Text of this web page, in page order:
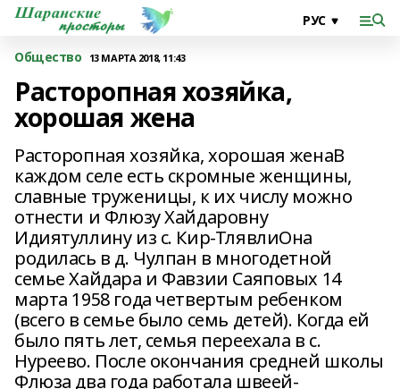
Общество 13 МАРТА 2018, 11:43
Расторопная хозяйка,
хорошая жена
Расторопная хозяйка, хорошая женаВ
каждом селе есть скромные женщины,
славные труженицы, к их числу можно
отнести и Флюзу Хайдаровну
Идиятуллину из с. Кир-ТлявлиОна
родилась в д. Чулпан в многодетной
семье Хайдара и Фавзии Саяповых 14
марта 1958 года четвертым ребенком
(всего в семье было семь детей). Когда ей
было пять лет, семья переехала в с.
Нуреево. После окончания средней школы
Флюза два года работала швеей-